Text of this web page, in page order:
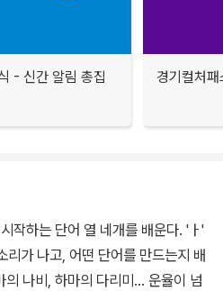
- 신간 알림 총집
경기컬처
작하는 단어 열 네개를 배운다. 'ㅏ'
리가 나고, 어떤 단어를 만드는지 배
나비, 하마의 다리미... 운율이 넘